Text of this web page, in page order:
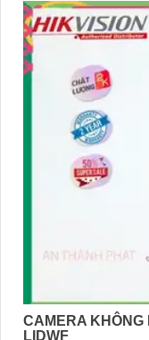
CAMERA KHÔNG
LIDWF